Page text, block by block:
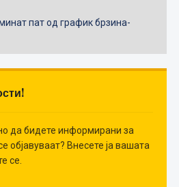
пат од график брзина-
да бидете информирани за
објавуваат? Внесете ја вашата
се.